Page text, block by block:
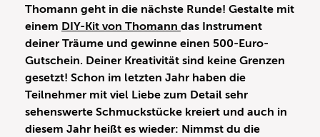
Thomann geht in die nächste Runde! Gestalte mit
einem DIY-Kit von Thomann das Instrument
deiner Träume und gewinne einen 500-Euro-
Gutschein. Deiner Kreativität sind keine Grenzen
gesetzt! Schon im letzten Jahr haben die
Teilnehmer mit viel Liebe zum Detail sehr
sehenswerte Schmuckstücke kreiert und auch in
diesem Jahr heißt es wieder: Nimmst du die